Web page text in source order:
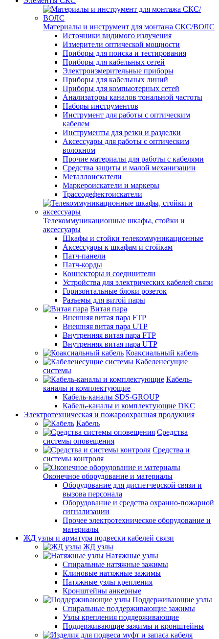
Материалы и инструмент для монтажа СКС/ВОЛС
Источники видимого излучения
Измерители оптической мощности
Приборы для поиска и тестирования
Приборы для кабельных сетей
Электроизмерительные приборы
Приборы для кабельных линий
Приборы для компьютерных сетей
Анализаторы каналов тональной частоты
Наборы инструментов
Инструмент для работы с оптическим
кабелем
Инструменты для резки и разделки
Аксессуары для работы с оптическим
волокном
Прочие материалы для работы с кабелями
Средства защиты и малой механизации
Металлоискатели
Маркероискатели и маркеры
Трассодефектоискатели
Телекоммуникационные шкафы, стойки и
аксессуары
Шкафы и стойки телекоммуникационные
Аксессуары к шкафам и стойкам
Патч-панели
Патч-корды
Коннекторы и соединители
Устройства для электрических кабелей связи
Горизонтальные блоки розеток
Разъемы для витой пары
Витая пара
Внешняя витая пара FTP
Внешняя витая пара UTP
Внутренняя витая пара FTP
Внутренняя витая пара UTP
Коаксиальный кабель
Кабеленесущие
системы
Кабель-
каналы и комплектующие
Кабель-каналы SDS-GROUP
Кабель-каналы и комплектующие DKC
Электротехническая и пожароохранная продукция
Кабель
Средства
системы оповещения
Средства и
системы контроля
Оконечное оборудование и материалы
Оборудование для диспетчерской связи и
вызова персонала
Оборудование и средства охранно-пожарной
сигнализации
Прочее электротехническое оборудование и
материалы
ЖД узлы и арматура подвески кабелей связи
ЖД узлы
Натяжные узлы
Спиральные натяжные зажимы
Клиновые натяжные зажимы
Натяжные узлы крепления
Кронштейны анкерные
Поддерживающие узлы
Спиральные поддерживающие зажимы
Узлы крепления поддерживающие
Поддерживающие зажимы и кронштейны